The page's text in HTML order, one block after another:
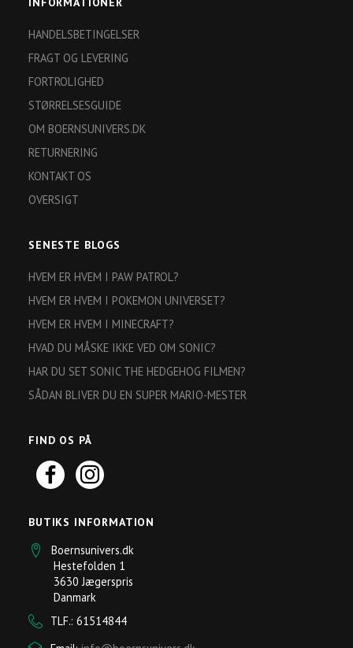
HANDELSBETINGELSER
FRAGT OG LEVERING
FORTROLIGHED
STØRRELSESGUIDE
OM BOERNSUNIVERS.DK
RETURNERING
KONTAKT OS
OVERSIGT
SENESTE BLOGS
HVEM ER HVEM I PAW PATROL?
HVEM ER HVEM I POKEMON UNIVERSET?
HVEM ER HVEM I MINECRAFT?
HVAD DU MÅSKE IKKE VED OM SONIC?
HAR DU SET SONIC THE HEDGEHOG FILMEN?
SÅDAN BLIVER DU EN SUPER MARIO-MESTER
FIND OS PÅ
BUTIKS INFORMATION
Boernsunivers.dk
Hestefolden 1
3630 Jægerspris
Danmark
TLF.: 61514844